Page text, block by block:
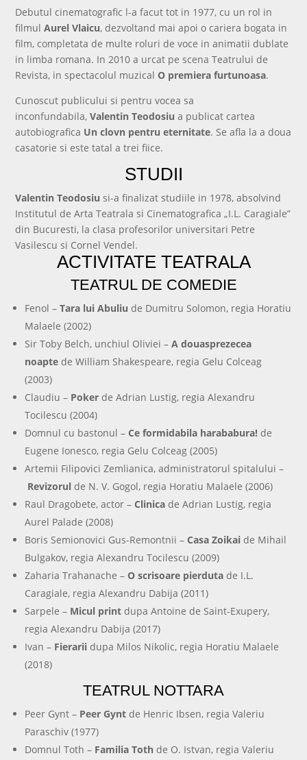
Debutul cinematografic l-a facut tot in 1977, cu un rol in
filmulAurel Vlaicu, dezvoltand mai apoi o cariera bogata in
film, completata de multe roluri de voce in animatii dublate
in limba romana. In 2010 a urcat pe scena Teatrului de
Revista, in spectacolul muzical O premiera furtunoasa.
Cunoscut publicului si pentru vocea sa
inconfundabila,Valentin Teodosiu a publicat cartea
autobiografica Un clovn pentru eternitate. Se afla la a doua
casatorie si este tatal a trei fiice.
STUDII
Valentin Teodosiu si-a finalizat studiile in 1978, absolvind
Institutul de Arta Teatrala si Cinematografica „I.L. Caragiale”
din Bucuresti, la clasa profesorilor universitari Petre
Vasilescu si Cornel Vendel.
ACTIVITATE TEATRALA
TEATRUL DE COMEDIE
Fenol –Tara lui Abuliu de Dumitru Solomon, regia Horatiu
Malaele (2002)
Sir Toby Belch, unchiul Oliviei –A douasprezecea
noapte de William Shakespeare, regia Gelu Colceag
(2003)
Claudiu – Poker de Adrian Lustig, regia Alexandru
Tocilescu (2004)
Domnul cu bastonul – Ce formidabila harababura! de
Eugene Ionesco, regia Gelu Colceag (2005)
Artemii Filipovici Zemlianica, administratorul spitalului –
Revizorul de N. V. Gogol, regia Horatiu Malaele (2006)
Raul Dragobete, actor – Clinica de Adrian Lustig, regia
Aurel Palade (2008)
Boris Semionovici Gus-Remontnii – Casa Zoikai de Mihail
Bulgakov, regia Alexandru Tocilescu (2009)
Zaharia Trahanache – O scrisoare pierduta de I.L.
Caragiale, regia Alexandru Dabija (2011)
Sarpele – Micul print dupa Antoine de Saint-Exupery,
regia Alexandru Dabija (2017)
Ivan – Fierarii dupa Milos Nikolic, regia Horatiu Malaele
(2018)
TEATRUL NOTTARA
Peer Gynt – Peer Gynt de Henric Ibsen, regia Valeriu
Paraschiv (1977)
Domnul Toth – Familia Toth de O. Istvan, regia Valeriu